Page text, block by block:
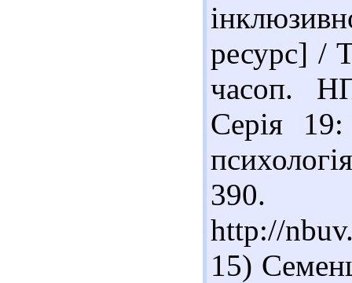
ресурс] /
часоп.
Серія
390.
http://
15)